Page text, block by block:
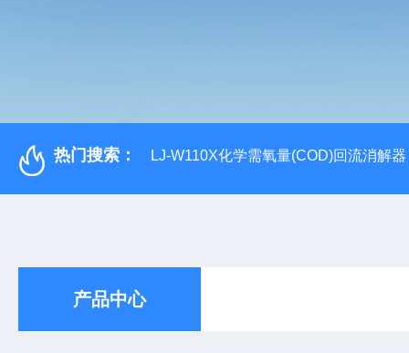
热门搜索： LJ-W110X化学需氧量(COD)回流消解器
产品中心